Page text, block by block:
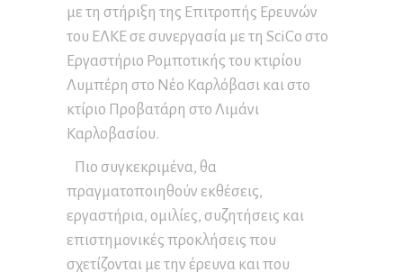
με τη στήριξη της Επιτροπής Ερευνών
του ΕΛΚΕ σε συνεργασία με τη SciCo στο
Εργαστήριο Ρομποτικής του κτιρίου
Λυμπέρη στο Νέο Καρλόβασι και στο
κτίριο Προβατάρη στο Λιμάνι
Καρλοβασίου.
Πιο συγκεκριμένα, θα
πραγματοποιηθούν εκθέσεις,
εργαστήρια, ομιλίες, συζητήσεις και
επιστημονικές προκλήσεις που
σχετίζονται με την έρευνα και που